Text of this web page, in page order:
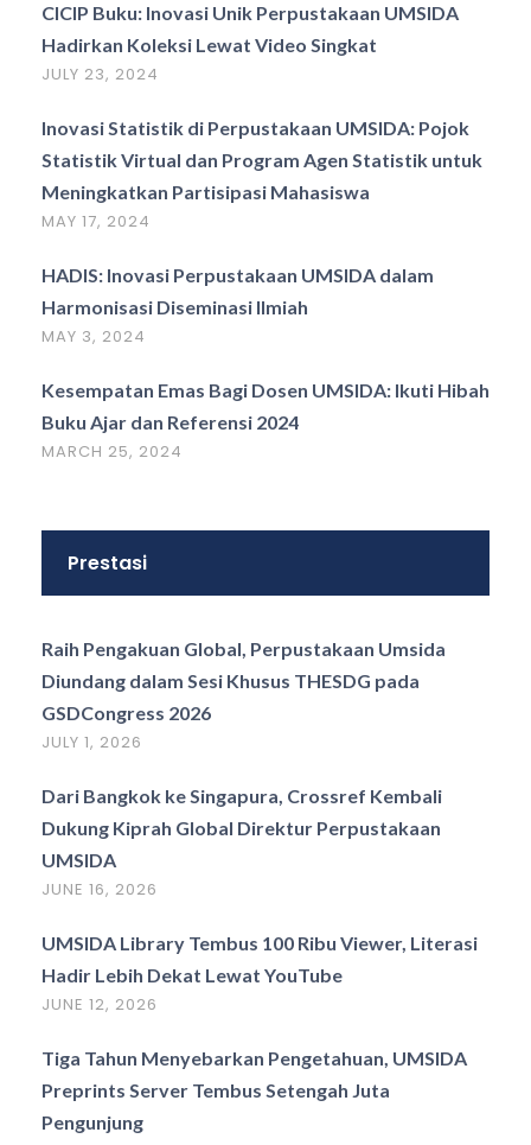
CICIP Buku: Inovasi Unik Perpustakaan UMSIDA
Hadirkan Koleksi Lewat Video Singkat
JULY 23, 2024
Inovasi Statistik di Perpustakaan UMSIDA: Pojok
Statistik Virtual dan Program Agen Statistik untuk
Meningkatkan Partisipasi Mahasiswa
MAY 17, 2024
HADIS: Inovasi Perpustakaan UMSIDA dalam
Harmonisasi Diseminasi Ilmiah
MAY 3, 2024
Kesempatan Emas Bagi Dosen UMSIDA: Ikuti Hibah
Buku Ajar dan Referensi 2024
MARCH 25, 2024
Prestasi
Raih Pengakuan Global, Perpustakaan Umsida
Diundang dalam Sesi Khusus THESDG pada
GSDCongress 2026
JULY 1, 2026
Dari Bangkok ke Singapura, Crossref Kembali
Dukung Kiprah Global Direktur Perpustakaan
UMSIDA
JUNE 16, 2026
UMSIDA Library Tembus 100 Ribu Viewer, Literasi
Hadir Lebih Dekat Lewat YouTube
JUNE 12, 2026
Tiga Tahun Menyebarkan Pengetahuan, UMSIDA
Preprints Server Tembus Setengah Juta
Pengunjung